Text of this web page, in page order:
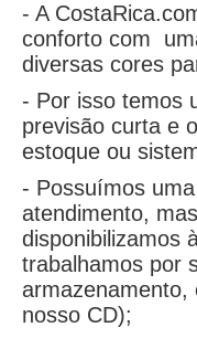
- A
conforto com
diversas cores
- Por isso temos
previsão curta e
estoque ou
- Possuímos
atendimento,
disponibilizamos
trabalhamos por
armazenamento,
nosso CD);